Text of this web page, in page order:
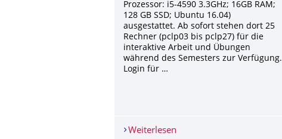
Prozessor: i5-4590 3.3GHz; 16GB RAM;
128 GB SSD; Ubuntu 16.04)
ausgestattet. Ab sofort stehen dort 25
Rechner (pclp03 bis pclp27) für die
interaktive Arbeit und Übungen
während des Semesters zur Verfügung.
Login für …
Weiterlesen